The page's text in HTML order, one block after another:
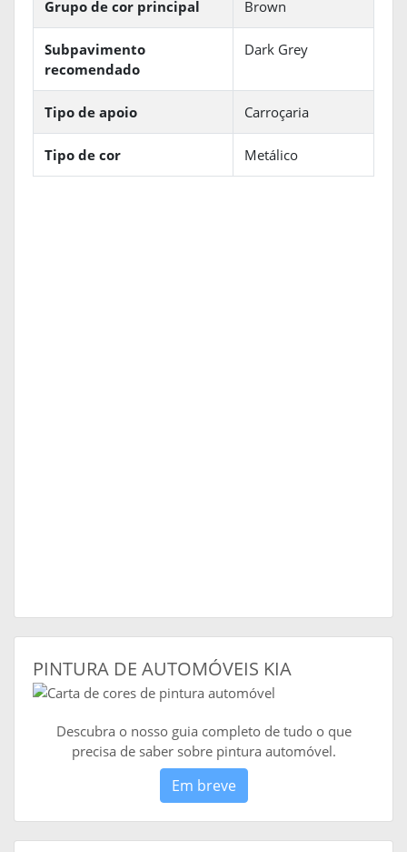
Grupo de cor principal Brown
Subpavimento
recomendado
Dark Grey
Tipo de apoio Carroçaria
Tipo de cor Metálico
PINTURA DE AUTOMÓVEIS KIA
Descubra o nosso guia completo de tudo o que
precisa de saber sobre pintura automóvel.
Em breve